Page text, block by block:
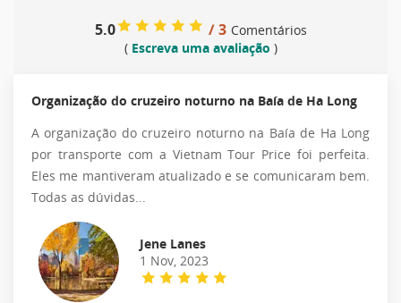
5.0 / 3 Comentários
( Escreva uma avaliação )
Organização do cruzeiro noturno na Baía de Ha Long
A organização do cruzeiro noturno na Baía de Ha Long
por transporte com a Vietnam Tour Price foi perfeita.
Eles me mantiveram atualizado e se comunicaram bem.
Todas as dúvidas...
Jene Lanes
1 Nov, 2023